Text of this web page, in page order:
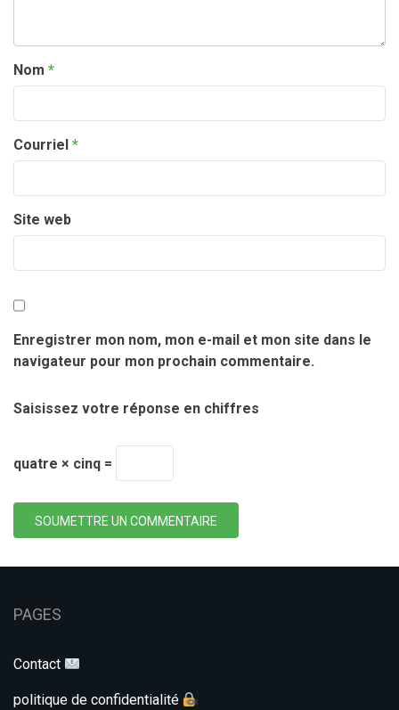
Nom *
Courriel *
Site web
Enregistrer mon nom, mon e-mail et mon site dans le
navigateur pour mon prochain commentaire.
Saisissez votre réponse en chiffres
quatre × cinq =
SOUMETTRE UN COMMENTAIRE
PAGES
Contact
politique de confidentialité